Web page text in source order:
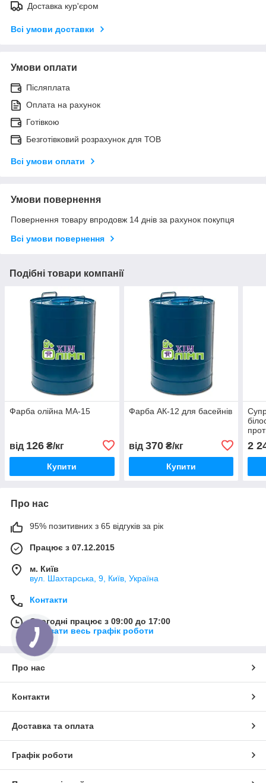
Доставка кур'єром
Всі умови доставки
Умови оплати
Післяплата
Оплата на рахунок
Готівкою
Безготівковий розрахунок для ТОВ
Всі умови оплати
Умови повернення
Повернення товару впродовж 14 днів за рахунок покупця
Всі умови повернення
Подібні товари компанії
Фарба олійна МА-15
від 126 ₴/кг
Купити
Фарба АК-12 для басейнів
від 370₴/кг
Купити
2
Про нас
95% позитивних з 65 відгуків за рік
Працює з 07.12.2015
м. Київ
вул. Шахтарська, 9, Київ, Україна
Контакти
Сьогодні працює з 09:00 до 17:00
Показати весь графік роботи
Про нас
Контакти
Доставка та оплата
Графік роботи